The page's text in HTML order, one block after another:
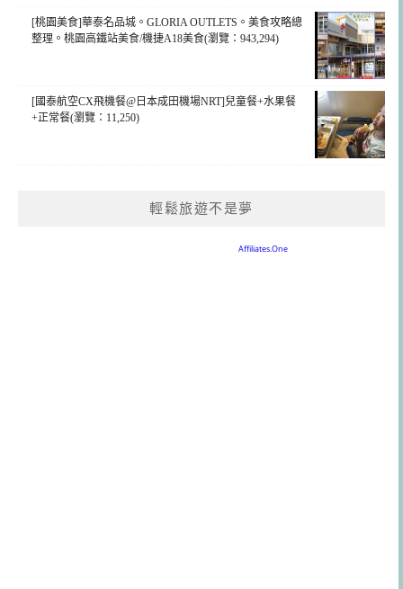
[桃園美食]華泰名品城。GLORIA OUTLETS。美食攻略總
整理。桃園高鐵站美食/機捷A18美食(瀏覽：943,294)
[國泰航空CX飛機餐@日本成田機場NRT]兒童餐+水果餐
+正常餐(瀏覽：11,250)
輕鬆旅遊不是夢